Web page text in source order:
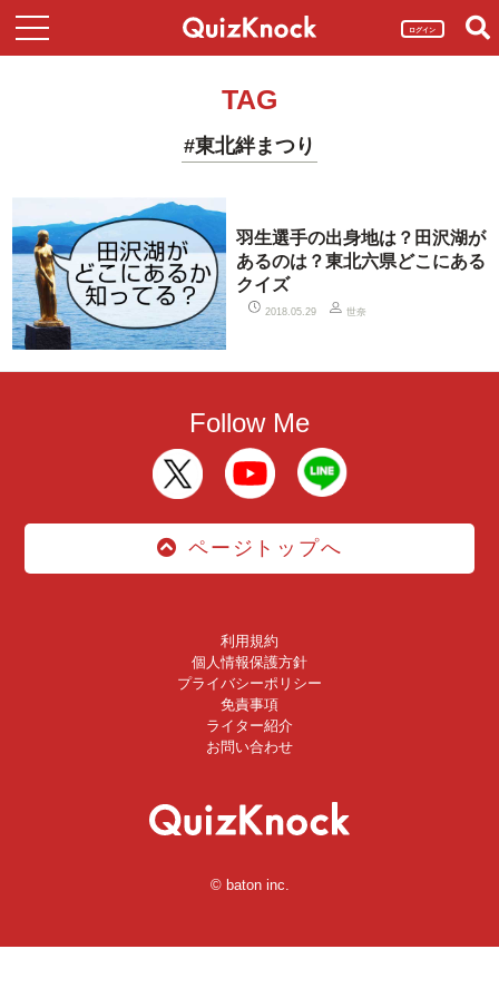
ログイン
TAG
#東北絆まつり
羽生選手の出身地は？田沢湖が
あるのは？東北六県どこにある
クイズ
2018.05.29 世奈
Follow Me
ページトップへ
利用規約
個人情報保護方針
プライバシーポリシー
免責事項
ライター紹介
お問い合わせ
© baton inc.